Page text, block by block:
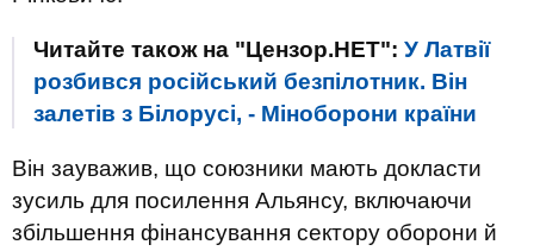
Читайте також на "Цензор.НЕТ": У Латвії
розбився російський безпілотник. Він
залетів з Білорусі, - Міноборони країни
Він зауважив, що союзники мають докласти
зусиль для посилення Альянсу, включаючи
збільшення фінансування сектору оборони й